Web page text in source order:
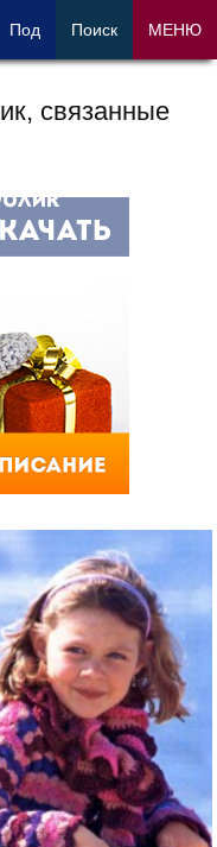
связанные
Под Поиск МЕНЮ